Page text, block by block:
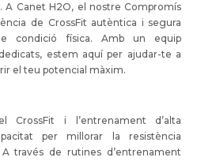
A Canet H2O, el nostre Compromís
de CrossFit autèntica i segura
condició física. Amb un equip
estem aquí per ajudar-te a
el teu potencial màxim.
CrossFit i l’entrenament d’alta
per millorar la resistència
través de rutines d’entrenament